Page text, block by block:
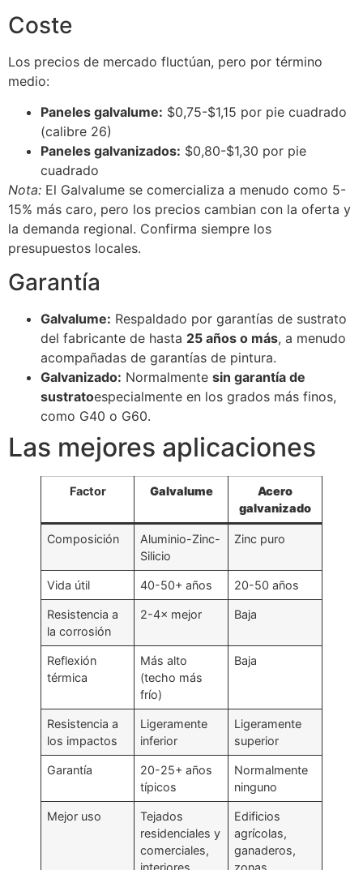
Coste
Los precios de mercado fluctúan, pero por término
medio:
Paneles galvalume: $0,75-$1,15 por pie cuadrado
(calibre 26)
Paneles galvanizados: $0,80-$1,30 por pie
cuadrado
Nota: El Galvalume se comercializa a menudo como 5-
15% más caro, pero los precios cambian con la oferta y
la demanda regional. Confirma siempre los
presupuestos locales.
Garantía
Galvalume: Respaldado por garantías de sustrato
del fabricante de hasta 25 años o más, a menudo
acompañadas de garantías de pintura.
Galvanizado: Normalmente sin garantía de
sustratoespecialmente en los grados más finos,
como G40 o G60.
Las mejores aplicaciones
Factor Galvalume
Acero
galvanizado
Composición
Aluminio-Zinc-
Silicio
Zinc puro
Vida útil 40-50+ años 20-50 años
Resistencia a
la corrosión
2-4× mejor Baja
Reflexión
térmica
Más alto
(techo más
frío)
Baja
Resistencia a
los impactos
Ligeramente
inferior
Ligeramente
superior
Garantía
20-25+ años
típicos
Normalmente
ninguno
Mejor uso
Tejados
residenciales y
comerciales,
Edificios
agrícolas,
ganaderos,